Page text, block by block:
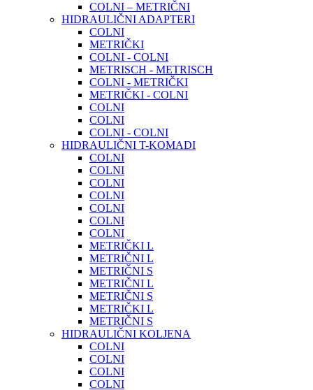
COLNI – METRIČNI
HIDRAULIČNI ADAPTERI
COLNI
METRIČKI
COLNI - COLNI
METRISCH - METRISCH
COLNI - METRIČKI
METRIČKI - COLNI
COLNI
COLNI
COLNI - COLNI
HIDRAULIČNI T-KOMADI
COLNI
COLNI
COLNI
COLNI
COLNI
COLNI
COLNI
METRIČKI L
METRIČNI L
METRIČNI S
METRIČNI L
METRIČNI S
METRIČKI L
METRIČNI S
HIDRAULIČNI KOLJENA
COLNI
COLNI
COLNI
COLNI